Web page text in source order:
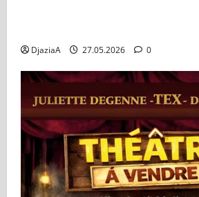
DjaziaA 27.05.2026 0